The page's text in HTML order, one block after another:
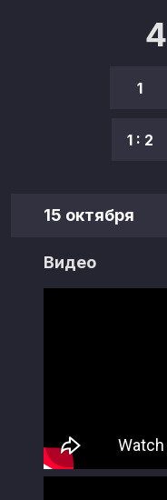
4
1
1 : 2
15 октября
Видео